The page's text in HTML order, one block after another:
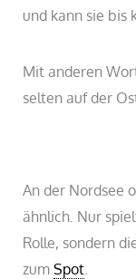
und kann sie bis
Mit anderen
selten auf der
An der Nordsee
ähnlich. Nur
Rolle, sondern
zumSpot